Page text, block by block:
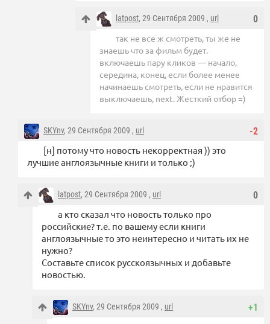
0
latpost, 29 Сентября 2009 , url
так не все ж смотреть, ты же не
знаешь что за фильм будет.
включаешь пару кликов — начало,
середина, конец, если более менее
начинаешь смотреть, если не нравится
выключаешь, next. Жесткий отбор =)
-2
SKYnv, 29 Сентября 2009 , url
[н] потому что новость некорректная )) это
лучшие англоязычные книги и только ;)
0
latpost, 29 Сентября 2009 , url
а кто сказал что новость только про
российские? т.е. по вашему если книги
англоязычные то это неинтересно и читать их не
нужно?
Составьте список русскоязычных и добавьте
новостью.
+1
SKYnv, 29 Сентября 2009 , url